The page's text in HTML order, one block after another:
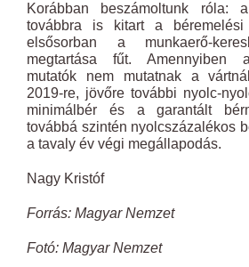
Korábban beszámoltunk róla:
továbbra is kitart a béremelési
elsősorban a munkaerő-
megtartása fűt. Amennyiben
mutatók nem mutatnak a
2019-re, jövőre további nyolc-
minimálbér és a garantált
továbbá szintén nyolcszázalékos
a tavaly év végi megállapodás.
Nagy Kristóf
Forrás: Magyar Nemzet
Fotó: Magyar Nemzet